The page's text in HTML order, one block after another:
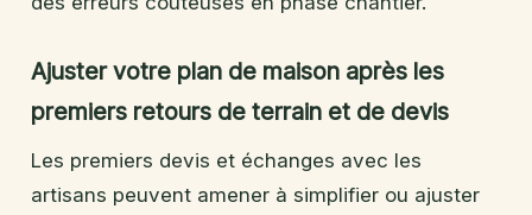
Ajuster votre plan de maison après les
premiers retours de terrain et de devis
Les premiers devis et échanges avec les
artisans peuvent amener à simplifier ou ajuster